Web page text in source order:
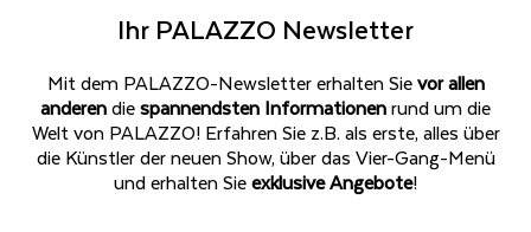
Ihr PALAZZO Newsletter
Mit dem PALAZZO-Newsletter erhalten Sievor allen
anderendiespannendsten Informationenrund um die
Welt von PALAZZO! Erfahren Sie z.B. als erste, alles über
die Künstler der neuen Show, über das Vier-Gang-Menü
und erhalten Sieexklusive Angebote!